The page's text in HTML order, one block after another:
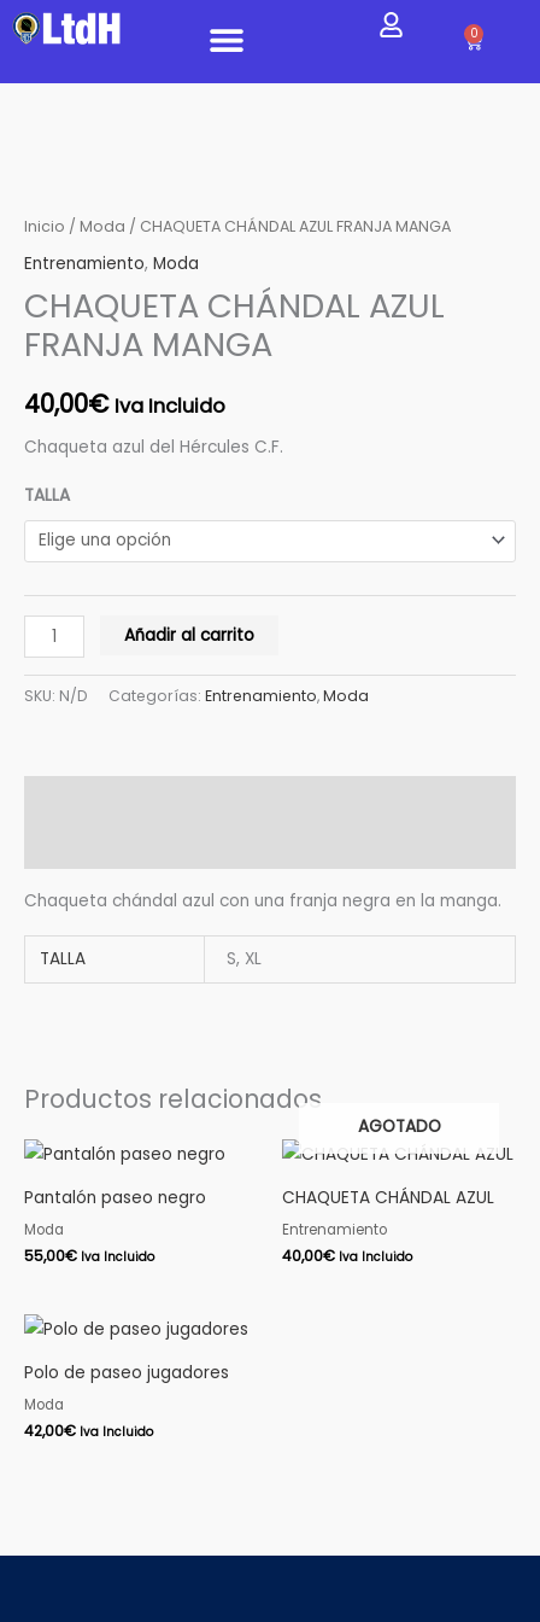
0
Carrito
Inicio / Moda / CHAQUETA CHÁNDAL AZUL FRANJA MANGA
Entrenamiento, Moda
CHAQUETA CHÁNDAL AZUL
FRANJA MANGA
40,00€ Iva Incluido
Chaqueta azul del Hércules C.F.
TALLA
AZUL
FRANJA
cantidad
Añadir al carrito
SKU: N/D Categorías: Entrenamiento,Moda
Chaqueta chándal azul con una franja negra en la manga.
TALLA S, XL
Productos relacionados
Pantalón paseo negro
Moda
55,00€ Iva Incluido
AGOTADO
CHAQUETA CHÁNDAL AZUL
Entrenamiento
40,00€ Iva Incluido
Polo de paseo jugadores
Moda
42,00€ Iva Incluido